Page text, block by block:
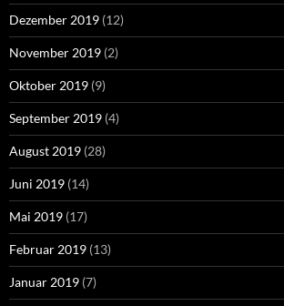
Dezember 2019 (12)
November 2019 (2)
Oktober 2019 (9)
September 2019 (4)
August 2019 (28)
Juni 2019 (14)
Mai 2019 (17)
Februar 2019 (13)
Januar 2019 (7)